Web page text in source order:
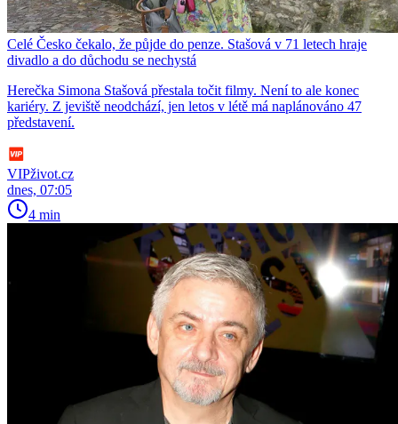
Celé Česko čekalo, že půjde do penze. Stašová v 71 letech hraje
divadlo a do důchodu se nechystá
Herečka Simona Stašová přestala točit filmy. Není to ale konec
kariéry. Z jeviště neodchází, jen letos v létě má naplánováno 47
představení.
VIPživot.cz
dnes, 07:05
4 min